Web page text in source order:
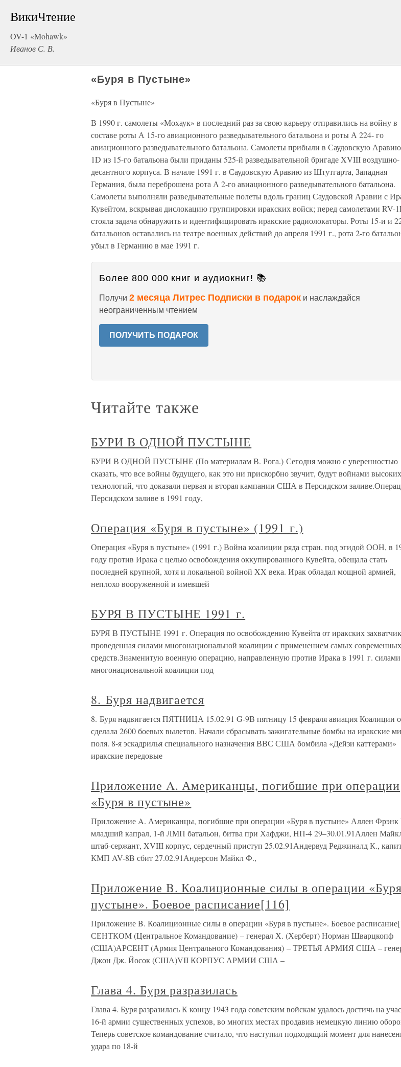
ВикиЧтение
OV-1 «Mohawk»
Иванов С. В.
«Буря в Пустыне»
«Буря в Пустыне»
В 1990 г. самолеты «Мохаук» в последний раз за свою карьеру отправились на войну в
составе роты А 15-го авиационного разведывательного батальона и роты А 224- го
авиационного разведывательного батальона. Самолеты прибыли в Саудовскую
1D из 15-го батальона были приданы 525-й разведывательной бригаде XVIII воздушно-
десантного корпуса. В начале 1991 г. в Саудовскую Аравию из Штутгарта, Западная
Германия, была переброшена рота А 2-го авиационного разведывательного батальона.
Самолеты выполняли разведывательные полеты вдоль границ Саудовской Аравии с
Кувейтом, вскрывая дислокацию группировки иракских войск; перед самолетами RV-
стояла задача обнаружить и идентифицировать иракские радиолокаторы. Роты 15-и и
батальонов оставались на театре военных действий до апреля 1991 г., рота 2-го
убыл в Германию в мае 1991 г.
Более 800 000 книг и аудиокниг! 📚
Получи 2 месяца Литрес Подписки в подарок и наслаждайся
неограниченным чтением
ПОЛУЧИТЬ ПОДАРОК
Читайте также
БУРИ В ОДНОЙ ПУСТЫНЕ
БУРИ В ОДНОЙ ПУСТЫНЕ (По материалам В. Рога.) Сегодня можно с уверенностью
сказать, что все войны будущего, как это ни прискорбно звучит, будут войнами высоких
технологий, что доказали первая и вторая кампании США в Персидском
Персидском заливе в 1991 году,
Операция «Буря в пустыне» (1991 г.)
Операция «Буря в пустыне» (1991 г.) Война коалиции ряда стран, под эгидой ООН, в
году против Ирака с целью освобождения оккупированного Кувейта, обещала стать
последней крупной, хотя и локальной войной XX века. Ирак обладал мощной армией,
неплохо вооруженной и имевшей
БУРЯ В ПУСТЫНЕ 1991 г.
БУРЯ В ПУСТЫНЕ 1991 г. Операция по освобождению Кувейта от иракских
проведенная силами многонациональной коалиции с применением самых современных
средств.Знаменитую военную операцию, направленную против Ирака в 1991 г. силами
многонациональной коалиции под
8. Буря надвигается
8. Буря надвигается ПЯТНИЦА 15.02.91 G-9В пятницу 15 февраля авиация Коалиции
сделала 2600 боевых вылетов. Начали сбрасывать зажигательные бомбы на иракские
поля. 8-я эскадрилья специального назначения ВВС США бомбила «Дейзи каттерами»
иракские передовые
Приложение A. Американцы, погибшие при операции
«Буря в пустыне»
Приложение A. Американцы, погибшие при операции «Буря в пустыне» Аллен Фрэнк
младший капрал, 1-й ЛМП батальон, битва при Хафджи, НП-4 29–30.01.91Аллен
штаб-сержант, XVIII корпус, сердечный приступ 25.02.91Андервуд Реджиналд К.,
КМП AV-8B сбит 27.02.91Андерсон Майкл Ф.,
Приложение B. Коалиционные силы в операции
пустыне». Боевое расписание[116]
Приложение B. Коалиционные силы в операции «Буря в пустыне». Боевое
СЕНТКОМ (Центральное Командование) – генерал Х. (Херберт) Норман Шварцкопф
(США)АРСЕНТ (Армия Центрального Командования) – ТРЕТЬЯ АРМИЯ США –
Джон Дж. Йосок (США)VII КОРПУС АРМИИ США –
Глава 4. Буря разразилась
Глава 4. Буря разразилась К концу 1943 года советским войскам удалось достичь на
16-й армии существенных успехов, во многих местах продавив немецкую линию
Теперь советское командование считало, что наступил подходящий момент для
удара по 18-й